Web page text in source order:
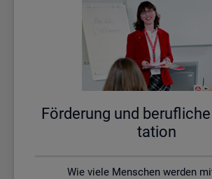
För­de­rung und
ta­ti­on
Wie viele Menschen werden